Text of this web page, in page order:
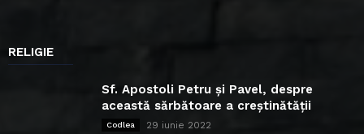
RELIGIE
Sf. Apostoli Petru și Pavel, despre
această sărbătoare a creștinătății
Codlea 29 iunie 2022